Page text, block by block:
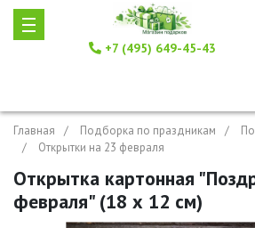
+7 (495) 649-45-43
Главная Подборка по праздникам
Открытки на 23 февраля
Открытка картонная
февраля" (18 х 12 см)